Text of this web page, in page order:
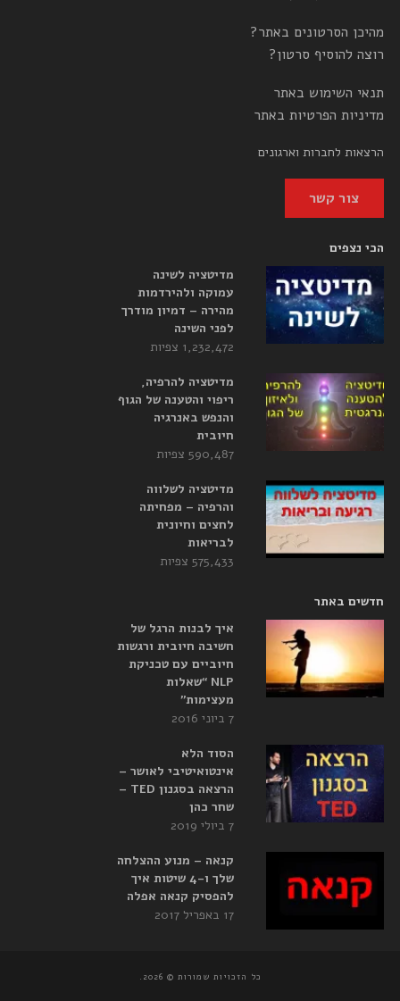
מהיכן הסרטונים באתר?
רוצה להוסיף סרטון?
תנאי השימוש באתר
מדיניות הפרטיות באתר
הרצאות לחברות וארגונים
צור קשר
הכי נצפים
מדיטציה לשינה
עמוקה ולהירדמות
מהירה – דמיון מודרך
לפני השינה
1,232,472 צפיות
מדיטציה להרפיה,
ריפוי והטענה של הגוף
והנפש באנרגיה
חיובית
590,487 צפיות
מדיטציה לשלווה
והרפיה – מפחיתה
לחצים וחיונית
לבריאות
575,433 צפיות
חדשים באתר
איך לבנות הרגל של
חשיבה חיובית ורגשות
חיוביים עם טכניקת
NLP “שאלות
מעצימות”
7 ביוני 2016
הסוד הלא
אינטואיטיבי לאושר –
הרצאה בסגנון TED –
שחר כהן
7 ביולי 2019
קנאה – מנוע ההצלחה
שלך ו-4 שיטות איך
להפסיק קנאה אפלה
17 באפריל 2017
כל הזכויות שמורות © 2026.